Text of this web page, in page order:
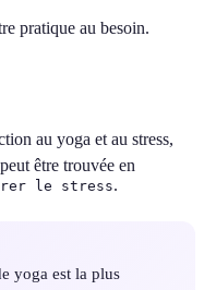
pratique au besoin.
au yoga et au stress,
être trouvée en
le stress.
yoga est la plus